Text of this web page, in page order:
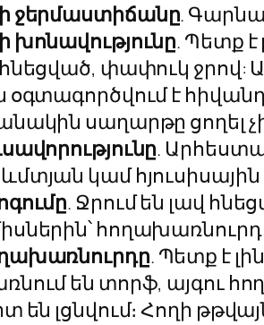
ջերմաստիճանը.
խոնավությունը. Պետք է
փափուկ ջրով:
օգտագործվում է
սաղարթը ցողել
.
կամ
. Ջրում են լավ
. Պետք է
են տորֆ, այգու
են լցնվում։ Հողի